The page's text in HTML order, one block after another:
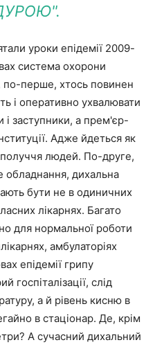
уроки епідемії 2009-
система охорони
по-перше, хтось повинен
і оперативно ухвалювати
заступники, а прем'єр-
Адже йдеться як
людей. По-друге,
обладнання, дихальна
бути не в одиничних
лікарнях. Багато
для нормальної роботи
амбулаторіях
епідемії грипу
госпіталізації, слід
а й рівень кисню в
в стаціонар. Де, крім
А сучасний дихальний